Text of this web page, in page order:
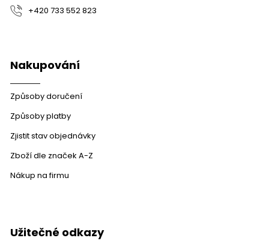
+420 733 552 823
Nakupování
Způsoby doručení
Způsoby platby
Zjistit stav objednávky
Zboží dle značek A-Z
Nákup na firmu
Užitečné odkazy